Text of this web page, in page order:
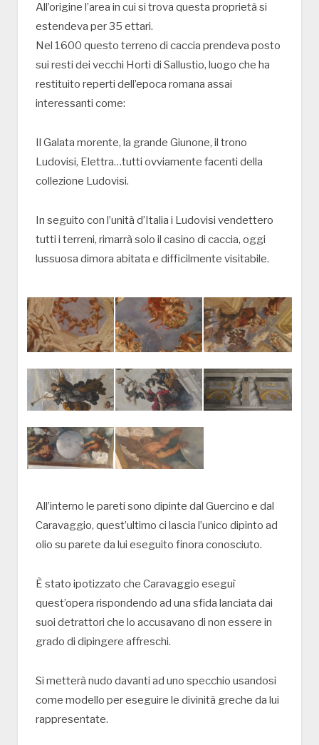
All’origine l’area in cui si trova questa proprietà si
estendeva per 35 ettari.
Nel 1600 questo terreno di caccia prendeva posto
sui resti dei vecchi Horti di Sallustio, luogo che ha
restituito reperti dell’epoca romana assai
interessanti come:
Il Galata morente, la grande Giunone, il trono
Ludovisi, Elettra…tutti ovviamente facenti della
collezione Ludovisi.
In seguito con l’unità d’Italia i Ludovisi vendettero
tutti i terreni, rimarrà solo il casino di caccia, oggi
lussuosa dimora abitata e difficilmente visitabile.
All’interno le pareti sono dipinte dal Guercino e dal
Caravaggio, quest’ultimo ci lascia l’unico dipinto ad
olio su parete da lui eseguito finora conosciuto.
È stato ipotizzato che Caravaggio eseguì
quest’opera rispondendo ad una sfida lanciata dai
suoi detrattori che lo accusavano di non essere in
grado di dipingere affreschi.
Si metterà nudo davanti ad uno specchio usandosi
come modello per eseguire le divinità greche da lui
rappresentate.